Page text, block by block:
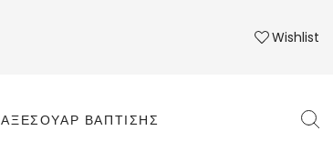
Wishlist
ΑΞΕΣΟΥΆΡ ΒΆΠΤΙΣΗΣ